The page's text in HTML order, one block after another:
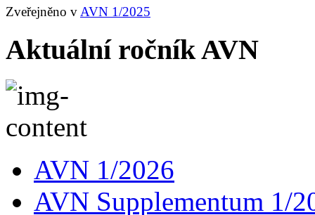
Zveřejněno vAVN 1/2025
Aktuální ročník AVN
AVN 1/2026
AVN Supplementum 1/